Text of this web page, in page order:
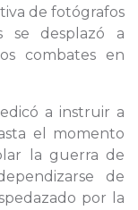
de fotógrafos
se desplazó a
combates en
a instruir a
el momento
la guerra de
de
por la